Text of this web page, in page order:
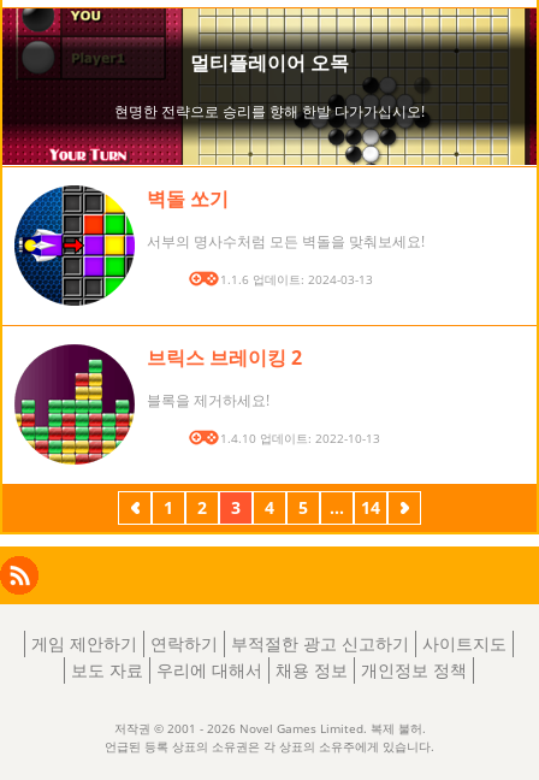
벽돌 쏘기
서부의 명사수처럼 모든 벽돌을 맞춰보세요!
버전: 1.1.6 업데이트: 2024-03-13
브릭스 브레이킹 2
블록을 제거하세요!
버전: 1.4.10 업데이트: 2022-10-13
이
전
1 2 3 4 5 ... 14
다
음
Facebook
Instagram
X
LinkedIn
RSS
게임 제안하기 연락하기 부적절한 광고 신고하기
사이트지도
보도 자료
우리에 대해서 채용 정보 개인정보 정책
저작권 © 2001 - 2026 Novel Games Limited. 복제 불허.
언급된 등록 상표의 소유권은 각 상표의 소유주에게 있습니다.